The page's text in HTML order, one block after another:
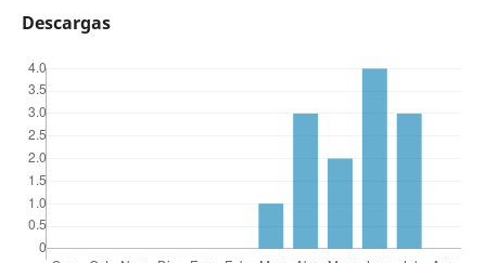
Descargas